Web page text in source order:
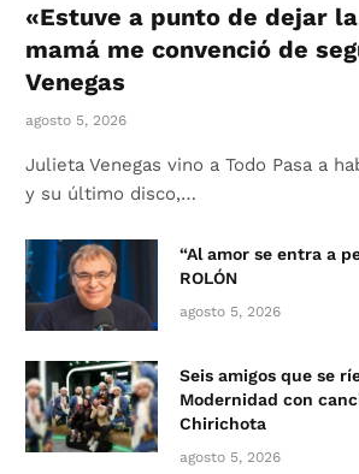
«Estuve a punto de dejar
mamá me convenció de
Venegas
agosto 5, 2026
Julieta Venegas vino a Todo Pasa a
y su último disco,…
“Al amor se entra a
ROLÓN
agosto 5, 2026
Seis amigos que se
Modernidad con
Chirichota
agosto 5, 2026